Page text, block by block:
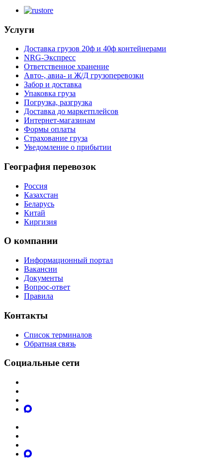
Услуги
Доставка грузов 20ф и 40ф контейнерами
NRG-Экспресс
Ответственное хранение
Авто-, авиа- и Ж/Д грузоперевозки
Забор и доставка
Упаковка груза
Погрузка, разгрузка
Доставка до маркетплейсов
Интернет-магазинам
Формы оплаты
Страхование груза
Уведомление о прибытии
География перевозок
Россия
Казахстан
Беларусь
Китай
Киргизия
О компании
Информационный портал
Вакансии
Документы
Вопрос-ответ
Правила
Контакты
Список терминалов
Обратная связь
Социальные сети